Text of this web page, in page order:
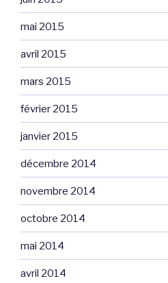
mai 2015
avril 2015
mars 2015
février 2015
janvier 2015
décembre 2014
novembre 2014
octobre 2014
mai 2014
avril 2014